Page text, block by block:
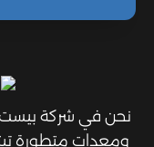
نحن في شركة بيست
ومعدات متطورة